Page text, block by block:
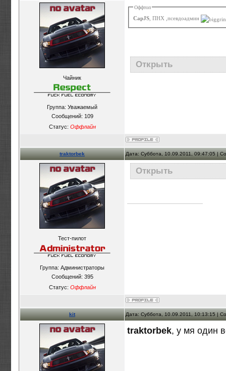
Чайник
Группа: Уважаемый
Сообщений: 109
Статус: Оффлайн
Оффтоп
CapJS , ПНХ ,псевдоадмин
Открыть
traktorbek Дата: Суббота, 10.09.2011, 09:47:05 |
Тест-пилот
Группа: Администраторы
Сообщений: 395
Статус: Оффлайн
Открыть
kit Дата: Суббота, 10.09.2011, 10:13:15 |
traktorbek, у мя один